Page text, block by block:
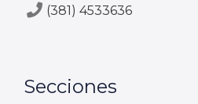
(381) 4533636
Secciones